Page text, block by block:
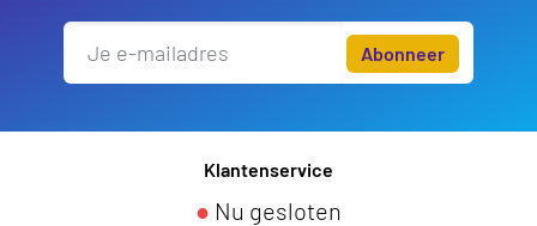
Abonneer
Klantenservice
● Nu gesloten